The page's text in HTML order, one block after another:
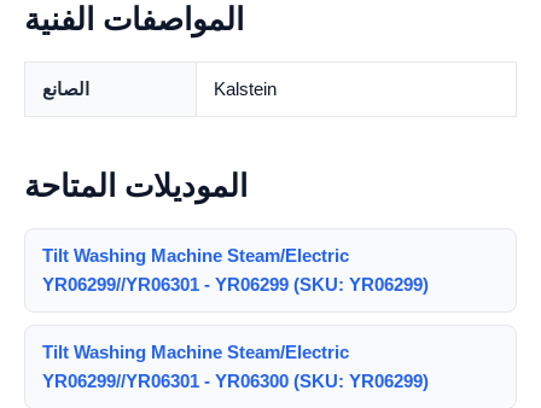
المواصفات الفنية
الصانع Kalstein
الموديلات المتاحة
Tilt Washing Machine Steam/Electric
YR06299//YR06301 - YR06299 (SKU: YR06299)
Tilt Washing Machine Steam/Electric
YR06299//YR06301 - YR06300 (SKU: YR06299)